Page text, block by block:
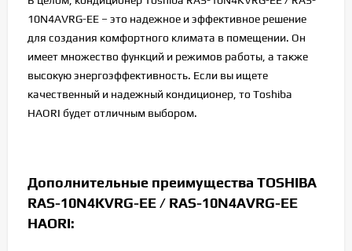
10N4AVRG-EE – это надежное и эффективное решение
для создания комфортного климата в помещении. Он
имеет множество функций и режимов работы, а также
высокую энергоэффективность. Если вы ищете
качественный и надежный кондиционер, то Toshiba
HAORI будет отличным выбором.
Дополнительные преимущества TOSHIBA
RAS-10N4KVRG-EE / RAS-10N4AVRG-EE
HAORI: